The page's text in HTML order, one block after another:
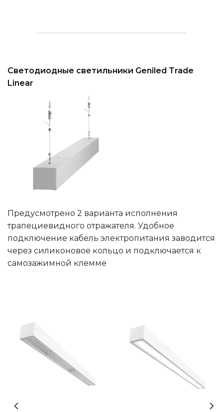
Светодиодные светильники Geniled Trade
Linear
Предусмотрено 2 варианта исполнения
трапециевидного отражателя. Удобное
подключение кабель электропитания заводится
через силиконовое кольцо и подключается к
самозажимной клемме